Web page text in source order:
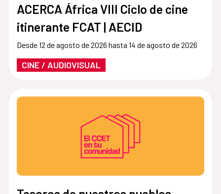
ACERCA África VIII Ciclo de cine
itinerante FCAT | AECID
Desde 12 de agosto de 2026 hasta 14 de agosto de 2026
CINE / AUDIOVISUAL